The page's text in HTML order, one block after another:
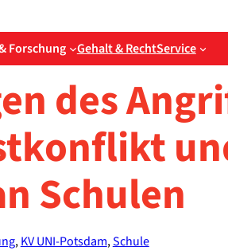
Forschung Gehalt & RechtService
des
Schu­len
, KV UNI-Potsdam, Schule